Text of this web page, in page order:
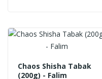
Chaos Shisha Tabak
(200g) - Falim